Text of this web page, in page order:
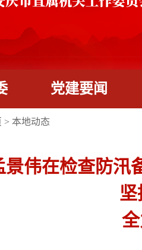
党建要闻
> 本地动态
景伟在检查防汛
坚